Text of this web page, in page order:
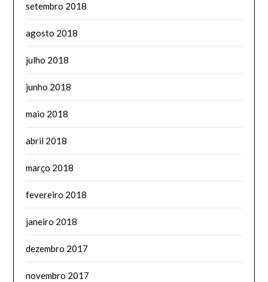
setembro 2018
agosto 2018
julho 2018
junho 2018
maio 2018
abril 2018
março 2018
fevereiro 2018
janeiro 2018
dezembro 2017
novembro 2017